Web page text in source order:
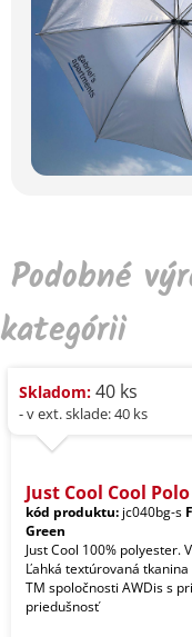
Podobné
kategórii
Skladom: 40 ks
- v ext. sklade: 40 ks
Just Cool Cool Polo
kód produktu: jc040bg-s
Green
Just Cool 100% polyester.
Ľahká textúrovaná
TM spoločnosti AWDis s
priedušnosť